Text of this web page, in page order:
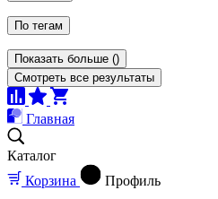
По тегам
Показать больше ()
Смотреть все результаты
Главная
Каталог
Корзина
Профиль